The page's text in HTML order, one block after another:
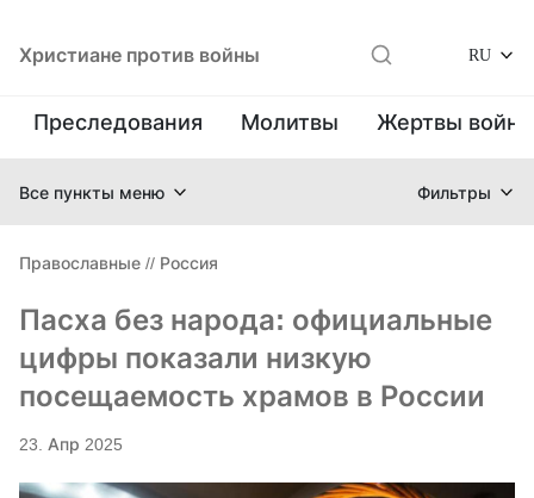
Христиане против войны RU
Преследования Молитвы Жертвы
Все пункты меню Фильтры
Православные // Россия
Пасха без народа: официальные
цифры показали низкую
посещаемость храмов в России
23. Апр 2025